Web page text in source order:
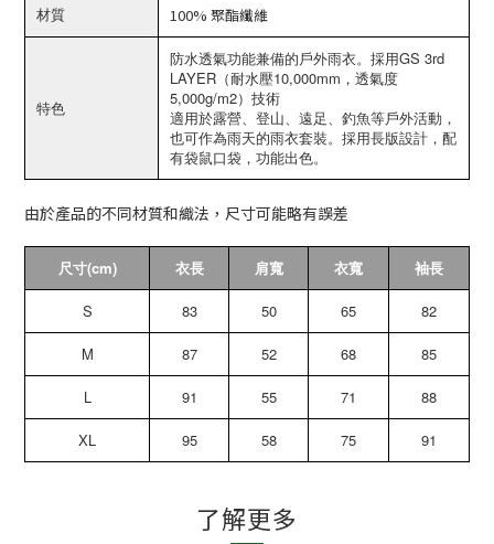
材質 100% 聚酯纖維
特色
防水透氣功能兼備的戶外雨衣。採用GS 3rd
LAYER（耐水壓10,000mm，透氣度
5,000g/m2）技術
適用於露營、登山、遠足、釣魚等戶外活動，
也可作為雨天的雨衣套裝。採用長版設計，配
有袋鼠口袋，功能出色。
由於產品的不同材質和織法，尺寸可能略有誤差
尺寸(cm) 衣長 肩寬 衣寬 袖長
S 83 50 65 82
M 87 52 68 85
L 91 55 71 88
XL 95 58 75 91
了解更多